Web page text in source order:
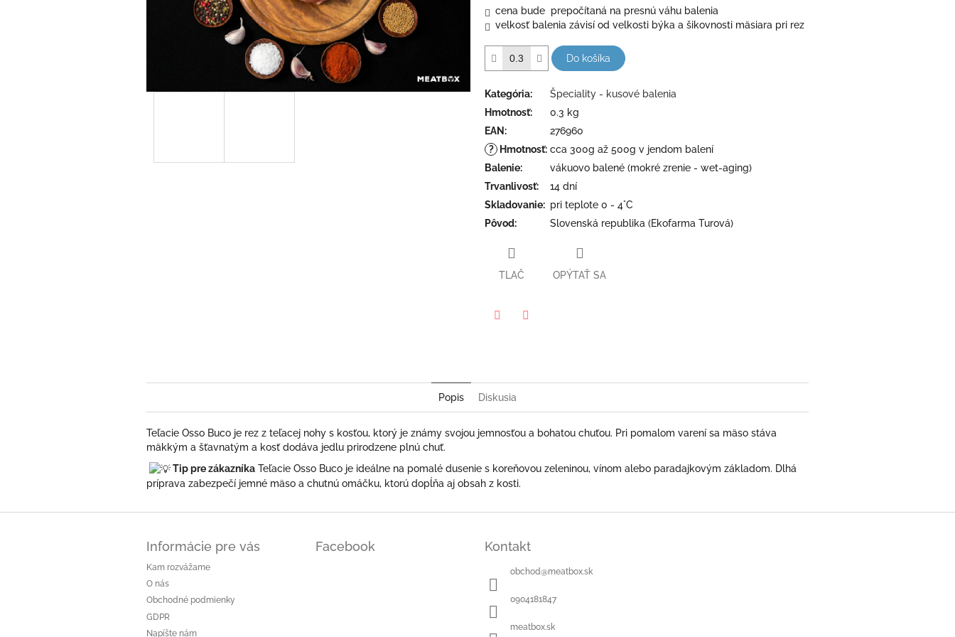
cena bude prepočítaná na presnú váhu balenia
velkosť balenia závisí od velkosti býka a šikovnosti mäsiara pri rez
Do košíka
Kategória:
Špeciality - kusové balenia
Hmotnosť:
0.3 kg
EAN :
276960
?
Hmotnosť: cca 300g až 500g v jendom balení
Balenie:
vákuovo balené (mokré zrenie - wet-aging)
Trvanlivosť:
14 dní
Skladovanie: pri teplote 0 - 4°C
Pôvod: Slovenská republika (Ekofarma Turová)
TLAČ OPÝTAŤ SA
Popis Diskusia
Teľacie Osso Buco je rez z teľacej nohy s kosťou, ktorý je známy svojou jemnosťou a bohatou chuťou. Pri pomalom varení sa mäso stáva
mäkkým a šťavnatým a kosť dodáva jedlu prirodzene plnú chuť.
Tip pre zákazníka Teľacie Osso Buco je ideálne na pomalé dusenie s koreňovou zeleninou, vínom alebo paradajkovým základom. Dlhá
príprava zabezpečí jemné mäso a chutnú omáčku, ktorú dopĺňa aj obsah z kosti.
Informácie pre vás
Kam rozvážame
O nás
Obchodné podmienky
GDPR
Napíšte nám
Facebook Kontakt
obchod@meatbox.sk
0904181847
meatbox.sk